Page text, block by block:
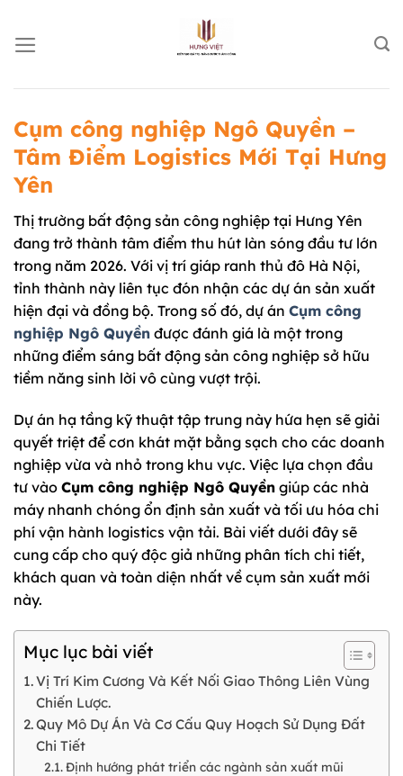
đến
nội
Cụm công nghiệp Ngô Quyền –
Tâm Điểm Logistics Mới Tại Hưng
Yên
Thị trường bất động sản công nghiệp tại Hưng Yên
đang trở thành tâm điểm thu hút làn sóng đầu tư lớn
trong năm 2026. Với vị trí giáp ranh thủ đô Hà Nội,
tỉnh thành này liên tục đón nhận các dự án sản xuất
hiện đại và đồng bộ. Trong số đó, dự án Cụm công
nghiệp Ngô Quyền được đánh giá là một trong
những điểm sáng bất động sản công nghiệp sở hữu
tiềm năng sinh lời vô cùng vượt trội.
Dự án hạ tầng kỹ thuật tập trung này hứa hẹn sẽ giải
quyết triệt để cơn khát mặt bằng sạch cho các doanh
nghiệp vừa và nhỏ trong khu vực. Việc lựa chọn đầu
tư vào Cụm công nghiệp Ngô Quyền giúp các nhà
máy nhanh chóng ổn định sản xuất và tối ưu hóa chi
phí vận hành logistics vận tải. Bài viết dưới đây sẽ
cung cấp cho quý độc giả những phân tích chi tiết,
khách quan và toàn diện nhất về cụm sản xuất mới
này.
Mục lục bài viết
Vị Trí Kim Cương Và Kết Nối Giao Thông Liên Vùng
Chiến Lược.
Quy Mô Dự Án Và Cơ Cấu Quy Hoạch Sử Dụng Đất
Chi Tiết
Định hướng phát triển các ngành sản xuất mũi